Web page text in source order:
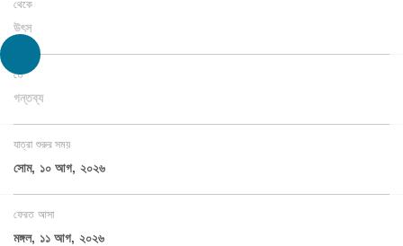
থেকে
উৎস
তে
গন্তব্য
যাত্রা শুরুর সময়
সোম, ১০ আগ, ২০২৬
ফেরত আসা
মঙ্গল, ১১ আগ, ২০২৬